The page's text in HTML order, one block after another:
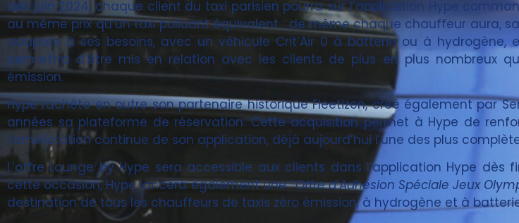
dès juin 2024, chaque client du taxi parisien pourra sur l’application Hype
au même prix qu’un taxi polluant équivalent ; de même chaque chauffeur aura,
adaptée à ses besoins, avec un véhicule Crit’Air 0 à batterie ou à
permettra d’être mis en relation avec les clients de plus en plus nombreux
émission.
Hype rachète en outre son partenaire historique Fleetizen, créé également par
années sa plateforme de réservation. Cette acquisition permet à Hype de
l’amélioration continue de son application, déjà aujourd’hui l’une des plus
L’offre Lounge by Hype sera accessible aux clients dans l’application Hype dès
cette occasion, Hype lancera également une ‘’Offre d’Adhésion Spéciale Jeux
destination de tous les chauffeurs de taxis zéro émission, à hydrogène et à